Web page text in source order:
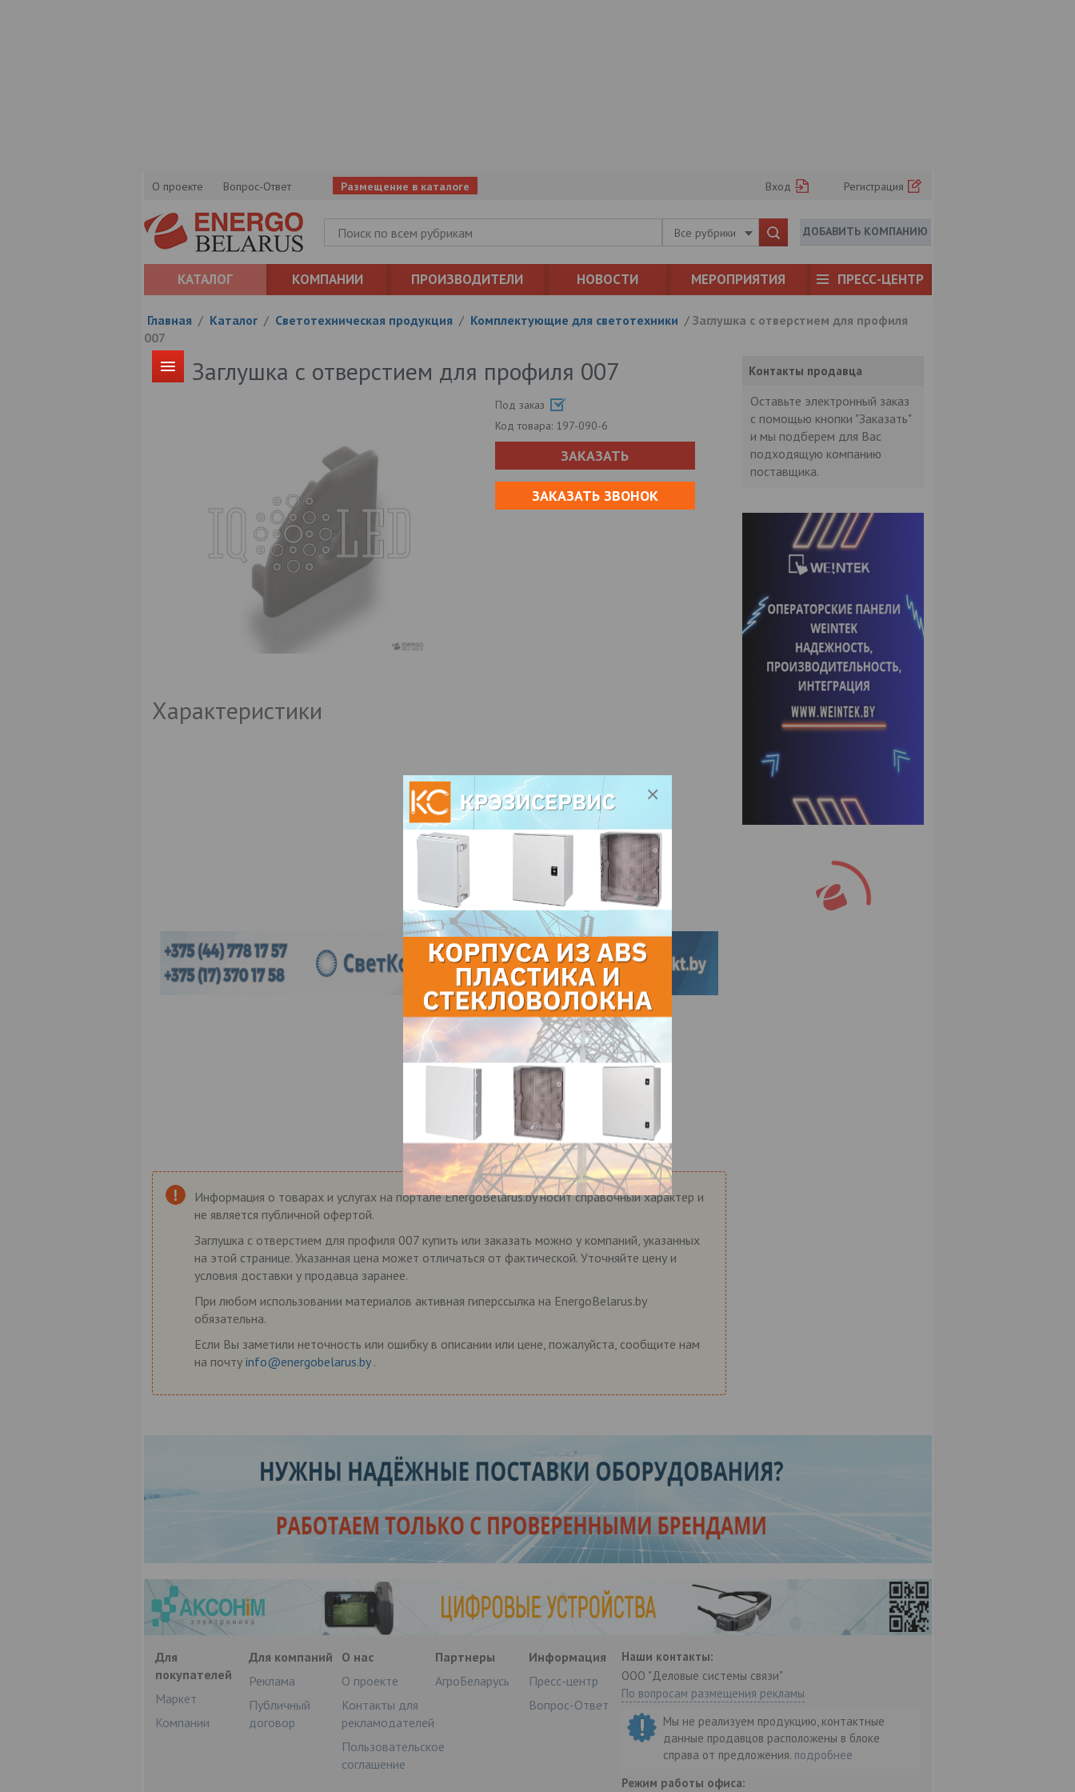
О проекте Вопрос-Ответ Размещение в каталоге Вход Регистрация
Все рубрики ДОБАВИТЬ КОМПАНИЮ
КАТАЛОГ КОМПАНИИ ПРОИЗВОДИТЕЛИ НОВОСТИ МЕРОПРИЯТИЯ ПРЕСС-ЦЕНТР
Главная / Каталог / Светотехническая продукция / Комплектующие для светотехники / Заглушка с отверстием для профиля
007
Заглушка с отверстием для профиля 007
Под заказ
Код товара: 197-090-6
ЗАКАЗАТЬ
ЗАКАЗАТЬ ЗВОНОК
Характеристики
Контакты продавца
Оставьте электронный заказ
с помощью кнопки "Заказать"
и мы подберем для Вас
подходящую компанию
поставщика.
Информация о товарах и услугах на портале EnergoBelarus.by носит справочный характер и
не является публичной офертой.
Заглушка с отверстием для профиля 007 купить или заказать можно у компаний, указанных
на этой странице. Указанная цена может отличаться от фактической. Уточняйте цену и
условия доставки у продавца заранее.
При любом использовании материалов активная гиперссылка на EnergoBelarus.by
обязательна.
Если Вы заметили неточность или ошибку в описании или цене, пожалуйста, сообщите нам
на почту info@energobelarus.by .
Для
покупателей
Маркет
Компании
Для компаний
Реклама
Публичный
договор
О нас
О проекте
Контакты для
рекламодателей
Пользовательское
соглашение
Партнеры
АгроБеларусь
Информация
Пресс-центр
Вопрос-Ответ
Наши контакты:
ООО "Деловые системы связи"
По вопросам размещения рекламы
Мы не реализуем продукцию, контактные
данные продавцов расположены в блоке
справа от предложения. подробнее
Режим работы офиса: